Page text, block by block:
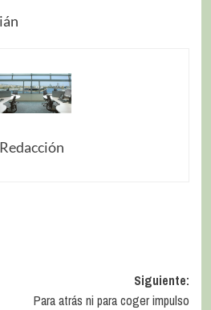
Redacción
Siguiente:
Para atrás ni para coger impulso